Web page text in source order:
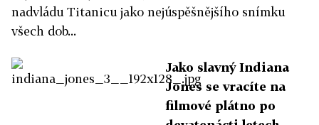
nadvládu Titanicu jako nejúspěšnějšího snímku
všech dob...
Jako slavný Indiana
Jones se vracíte na
filmové plátno po